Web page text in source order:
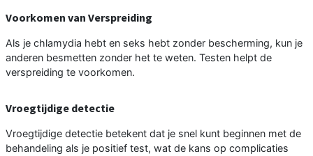
Voorkomen van Verspreiding
Als je chlamydia hebt en seks hebt zonder bescherming, kun je
anderen besmetten zonder het te weten. Testen helpt de
verspreiding te voorkomen.
Vroegtijdige detectie
Vroegtijdige detectie betekent dat je snel kunt beginnen met de
behandeling als je positief test, wat de kans op complicaties